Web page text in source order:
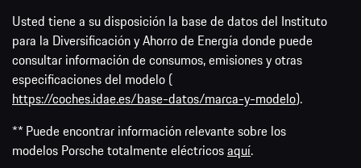
Usted tiene a su disposición la base de datos del Instituto
para la Diversificación y Ahorro de Energía donde puede
consultar información de consumos, emisiones y otras
especificaciones del modelo (
https://coches.idae.es/base-datos/marca-y-modelo).
** Puede encontrar información relevante sobre los
modelos Porsche totalmente eléctricosaquí.